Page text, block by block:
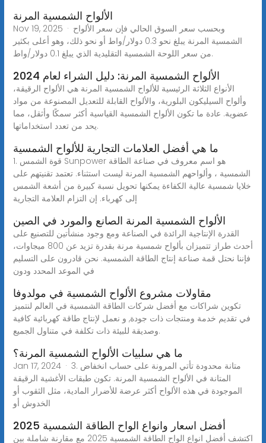
الألواح الشمسية المرنة
Nov 19, 2025 · وبحسب سعر السوق الحالي فإن سعر الألواح
الشمسية المرنة يبلغ نحو 0.3 دولار/واط أو نحو ذلك، وهو أعلى بكثير
من سعر اللوحة الشمسية التقليدية الذي يبلغ 0.1 دولار/واط.
الألواح الشمسية المرنة: دليل الشراء لعام 2024
الأنواع الثلاثة الرئيسية للألواح الشمسية المرنة هي الألواح الرقيقة،
وألواح السيليكون البلورية، والألواح القابلة للتعديل المصنوعة من مواد
عضوية. عادة ما تكون الألواح الشمسية القياسية أكثر سمكًا وأثقل، مما
يحد من تعدد استخداماتها.
ما هي أفضل العلامات التجارية للألواح الشمسية
1. قوة الشمس Sunpower هو اسم معروف في صناعة الطاقة
الشمسية ، وألواحهم الشمسية المرنة ليست استثناء. تعتمد تقنيتهم على
خلايا شمسية عالية الكفاءة يمكنها تحويل نسبة كبيرة من أشعة الشمس
إلى كهرباء. إن التزام العلامة التجارية
الألواح الشمسية المرنة الصانع والمورد في الصين
القدرة الإنتاجية الرائدة في الصناعة ومع وجود منشأتين للتصنيع على
أحدث طراز تتميزان بألواح شمسية مرنة بقدرة تزيد عن 800 ميجاوات،
فإننا نحتل قمة صناعة إنتاج الطاقة الشمسية. نحن قادرون على التسليم
في الموعد المحدد ودون
مقاولات مشروع الألواح الشمسية في مولدوفا
تكوين شراكات مع أفضل شركات الطاقة الشمسية في العالم لنتميز
في تقديم خدمة ومنتجات ذات جودة, و نعمل لإنتاج طاقة كهربائية كافية
وصديقة للبيئة ذات تكلفة في متناول الجميع.
ما هي سلبيات الألواح الشمسية المرنة؟
Jan 17, 2024 · 3. متانة محدودة تأتي المرونة على حساب انخفاض
المتانة في الألواح الشمسية المرنة. تكون طبقات الأغشية الرقيقة
الموجودة في هذه الألواح أكثر عرضة للأضرار المادية، مثل الثقوب أو
الخدوش أو
أفضل اسعار وانواع الواح الطاقة الشمسية 2025
اكتشف أفضل انواع الواح الطاقة الشمسية 2025 مع مقارنة شاملة بين